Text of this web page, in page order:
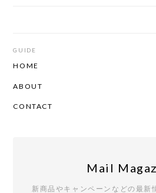
GUIDE
HOME
ABOUT
CONTACT
Mail
新商品やキャンペーンなどの最新